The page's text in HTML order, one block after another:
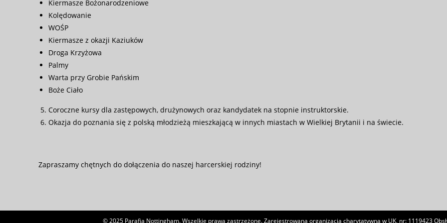
Kiermasze Bożonarodzeniowe
Kolędowanie
WOŚP
Kiermasze z okazji Kaziuków
Droga Krzyżowa
Palmy
Warta przy Grobie Pańskim
Boże Ciało
Coroczne kursy dla zastępowych, drużynowych oraz kandydatek na stopnie instruktorskie.
Okazja do poznania się z polską młodzieżą mieszkającą w innych miastach w Wielkiej Brytanii i na świecie.
Zapraszamy chętnych do dołączenia do naszej harcerskiej rodziny!
© 2025 Parafia Nottingham. Wszelkie prawa zastrzeżone. Zarejestrowana organizacja charytatywna w UK, nr: 1119423